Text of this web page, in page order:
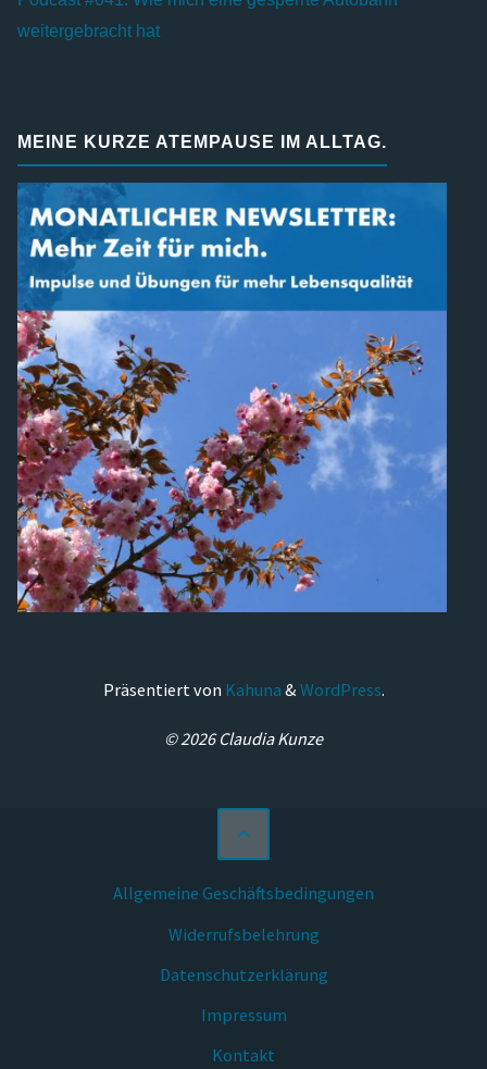
weitergebracht hat
MEINE KURZE ATEMPAUSE IM ALLTAG.
Präsentiert von Kahuna & WordPress.
© 2026 Claudia Kunze
Allgemeine Geschäftsbedingungen
Widerrufsbelehrung
Datenschutzerklärung
Impressum
Kontakt